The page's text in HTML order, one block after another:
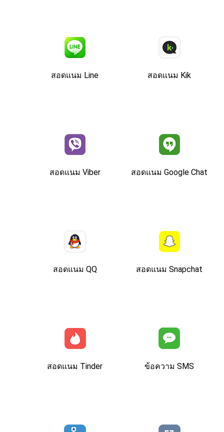
สอดแนม Line สอดแนม Kik
สอดแนม Viber สอดแนม Google Chat
สอดแนม QQ สอดแนม Snapchat
สอดแนม Tinder ข้อความ SMS